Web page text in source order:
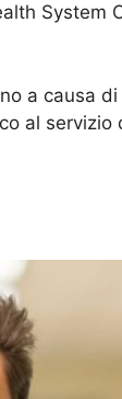
System
a causa
al servizio